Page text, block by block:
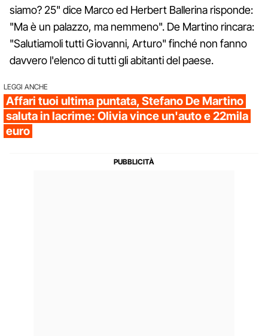
siamo? 25" dice Marco ed Herbert Ballerina risponde:
"Ma è un palazzo, ma nemmeno". De Martino rincara:
"Salutiamoli tutti Giovanni, Arturo" finché non fanno
davvero l'elenco di tutti gli abitanti del paese.
LEGGI ANCHE
Affari tuoi ultima puntata, Stefano De Martino
saluta in lacrime: Olivia vince un'auto e 22mila
euro